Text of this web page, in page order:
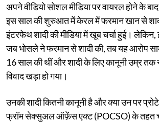
अपने वीडियो सोशल मीडिया पर वायरल होने के
इस साल की शुरुआत में केरल में फरमान खान से
इंटरफेथ शादी की मीडिया में खूब चर्चा हुई। लेकिन,
जब भोसले ने फरमान से शादी की, तब यह आरोप
16 साल की थीं और शादी के लिए कानूनी उम्र तक
विवाद खड़ा हो गया।
उनकी शादी कितनी कानूनी है और क्या उन पर
फ्रॉम सेक्सुअल ऑफ़ेंस एक्ट (POCSO) के तहत